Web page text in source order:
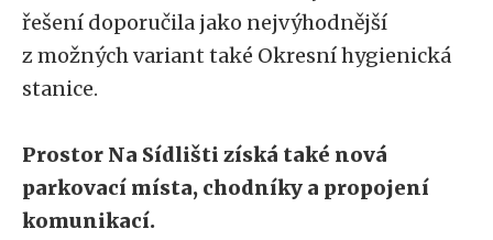
řešení doporučila jako nejvýhodnější
z možných variant také Okresní hygienická
stanice.
Prostor Na Sídlišti získá také nová
parkovací místa, chodníky a propojení
komunikací.